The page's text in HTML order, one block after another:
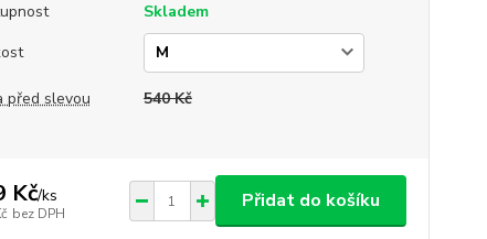
Skladem
před slevou 540 Kč
Kč/ks
bez DPH
Přidat do košíku